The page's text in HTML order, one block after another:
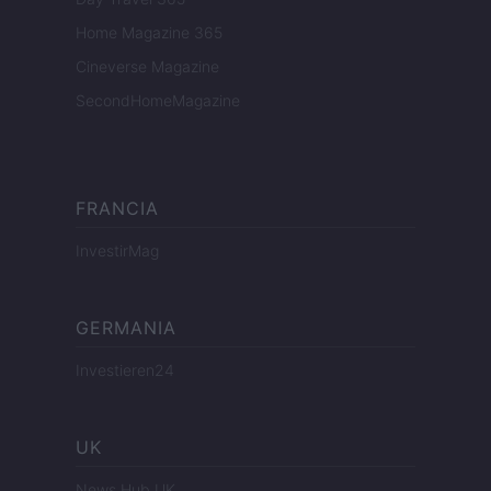
Home Magazine 365
Cineverse Magazine
SecondHomeMagazine
FRANCIA
InvestirMag
GERMANIA
Investieren24
UK